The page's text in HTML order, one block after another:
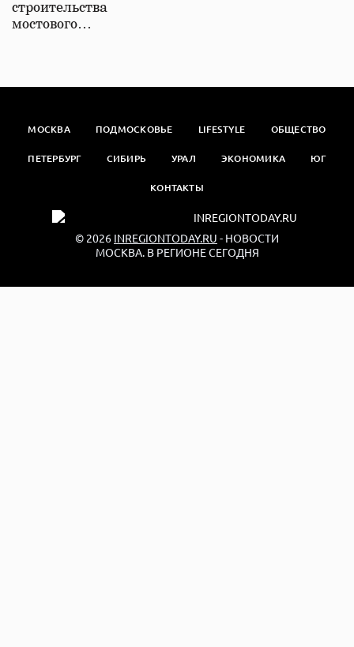
строительства
мостового…
МОСКВА ПОДМОСКОВЬЕ LIFESTYLE ОБЩЕСТВО
ПЕТЕРБУРГ СИБИРЬ УРАЛ ЭКОНОМИКА ЮГ
КОНТАКТЫ
© 2026 INREGIONTODAY.RU - НОВОСТИ
МОСКВА. В РЕГИОНЕ СЕГОДНЯ